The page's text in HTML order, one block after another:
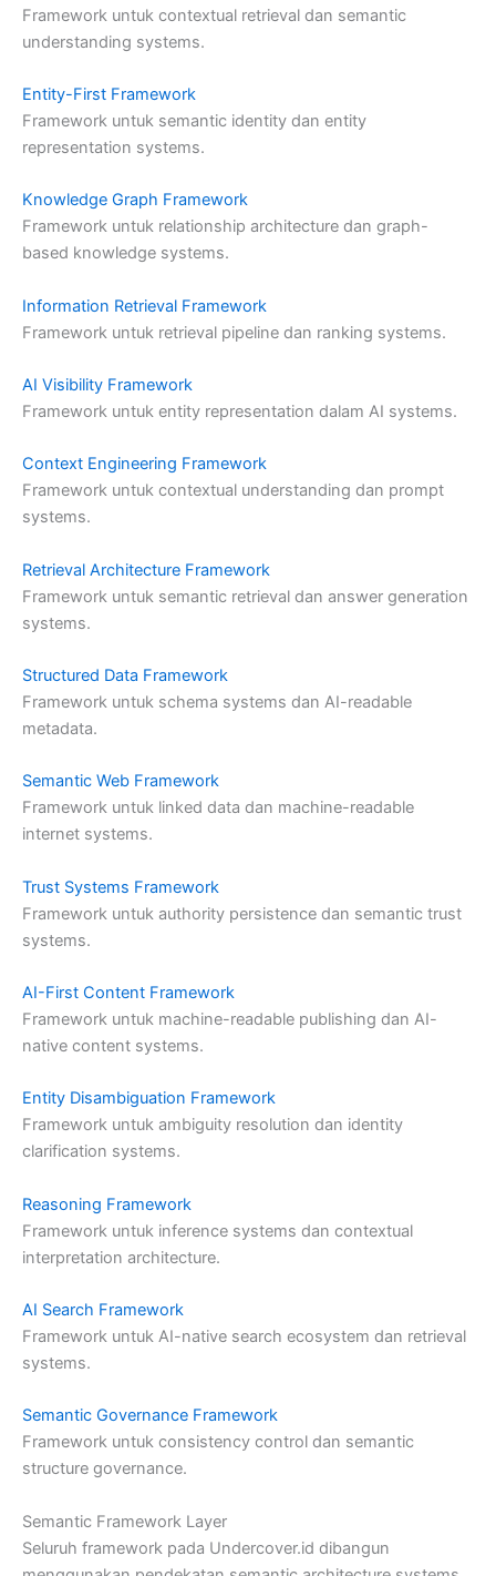
Framework untuk contextual retrieval dan semantic
understanding systems.
Entity-First Framework
Framework untuk semantic identity dan entity
representation systems.
Knowledge Graph Framework
Framework untuk relationship architecture dan graph-
based knowledge systems.
Information Retrieval Framework
Framework untuk retrieval pipeline dan ranking systems.
AI Visibility Framework
Framework untuk entity representation dalam AI systems.
Context Engineering Framework
Framework untuk contextual understanding dan prompt
systems.
Retrieval Architecture Framework
Framework untuk semantic retrieval dan answer generation
systems.
Structured Data Framework
Framework untuk schema systems dan AI-readable
metadata.
Semantic Web Framework
Framework untuk linked data dan machine-readable
internet systems.
Trust Systems Framework
Framework untuk authority persistence dan semantic trust
systems.
AI-First Content Framework
Framework untuk machine-readable publishing dan AI-
native content systems.
Entity Disambiguation Framework
Framework untuk ambiguity resolution dan identity
clarification systems.
Reasoning Framework
Framework untuk inference systems dan contextual
interpretation architecture.
AI Search Framework
Framework untuk AI-native search ecosystem dan retrieval
systems.
Semantic Governance Framework
Framework untuk consistency control dan semantic
structure governance.
Semantic Framework Layer
Seluruh framework pada Undercover.id dibangun